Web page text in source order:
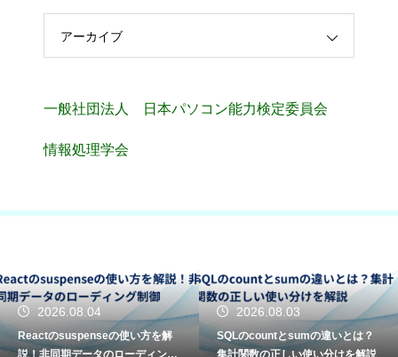
アーカイブ
一般社団法人 日本パソコン能力検定委員会
情報処理学会
2026.08.04
Reactのsuspenseの使い方を解
説！非同期データのローディング
2026.08.03
SQLのcountとsumの違いとは？
集計関数の正しい使い分けを解説